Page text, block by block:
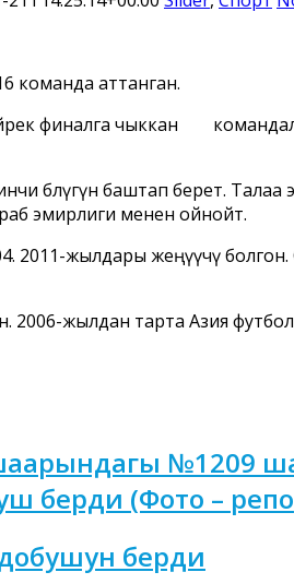
команда аттанган.
финалга чыккан командалар
бөлүгүн баштап берет.
эмирлиги менен ойнойт.
2011-жылдары жеңүүчү
2006-жылдан тарта Азия
№1209
берди (Фото –
берди